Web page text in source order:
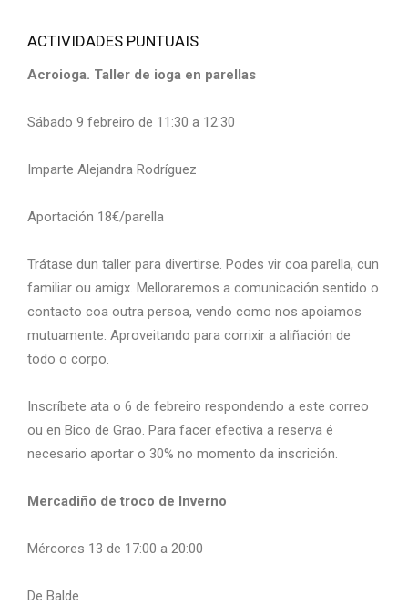
ACTIVIDADES PUNTUAIS
Acroioga. Taller de ioga en parellas
Sábado 9 febreiro de 11:30 a 12:30
Imparte Alejandra Rodríguez
Aportación 18€/parella
Trátase dun taller para divertirse. Podes vir coa parella, cun
familiar ou amigx. Melloraremos a comunicación sentido o
contacto coa outra persoa, vendo como nos apoiamos
mutuamente. Aproveitando para corrixir a aliñación de
todo o corpo.
Inscríbete ata o 6 de febreiro respondendo a este correo
ou en Bico de Grao. Para facer efectiva a reserva é
necesario aportar o 30% no momento da inscrición.
Mercadiño de troco de Inverno
Mércores 13 de 17:00 a 20:00
De Balde